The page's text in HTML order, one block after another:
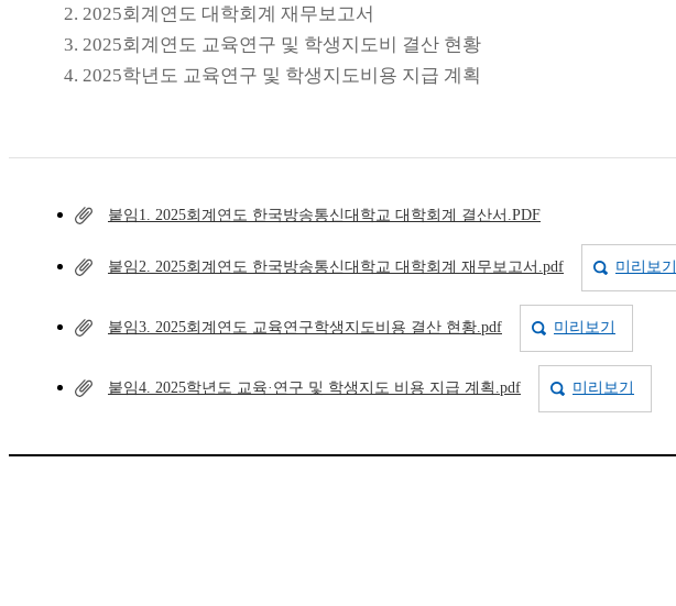
2. 2025회계연도 대학회계 재무보고서
3. 2025회계연도 교육연구 및 학생지도비 결산 현황
4. 2025학년도 교육연구 및 학생지도비용 지급 계획
붙임1. 2025회계연도 한국방송통신대학교 대학회계 결산서.PDF
붙임2. 2025회계연도 한국방송통신대학교 대학회계 재무보고서.pdf 미리보기
붙임3. 2025회계연도 교육연구학생지도비용 결산 현황.pdf 미리보기
붙임4. 2025학년도 교육·연구 및 학생지도 비용 지급 계획.pdf 미리보기